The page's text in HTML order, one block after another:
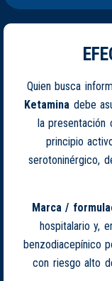
Quien busca
Ketamina debe
la presentación
principio
serotoninérgico,
Marca /
hospitalario y,
benzodiacepínico
con riesgo alto